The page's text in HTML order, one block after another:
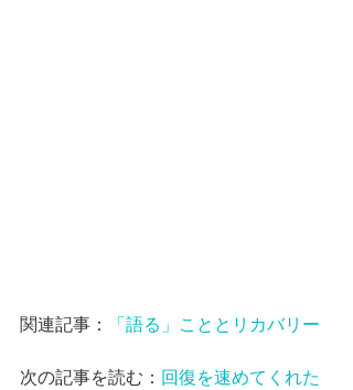
関連記事： 「語る」こととリカバリー
次の記事を読む： 回復を速めてくれた